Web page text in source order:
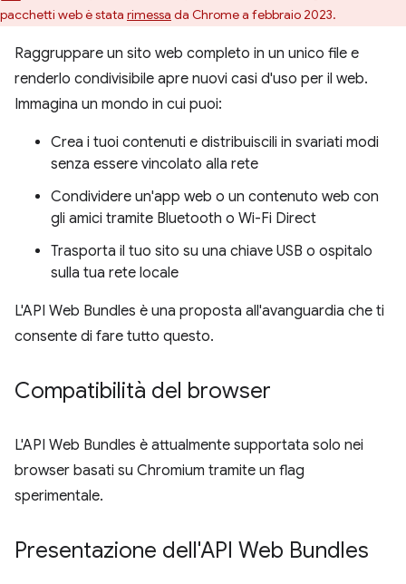
pacchetti web è stata rimessa da Chrome a febbraio 2023.
Raggruppare un sito web completo in un unico file e
renderlo condivisibile apre nuovi casi d'uso per il web.
Immagina un mondo in cui puoi:
Crea i tuoi contenuti e distribuiscili in svariati modi
senza essere vincolato alla rete
Condividere un'app web o un contenuto web con
gli amici tramite Bluetooth o Wi-Fi Direct
Trasporta il tuo sito su una chiave USB o ospitalo
sulla tua rete locale
L'API Web Bundles è una proposta all'avanguardia che ti
consente di fare tutto questo.
Compatibilità del browser
L'API Web Bundles è attualmente supportata solo nei
browser basati su Chromium tramite un flag
sperimentale.
Presentazione dell'API Web Bundles